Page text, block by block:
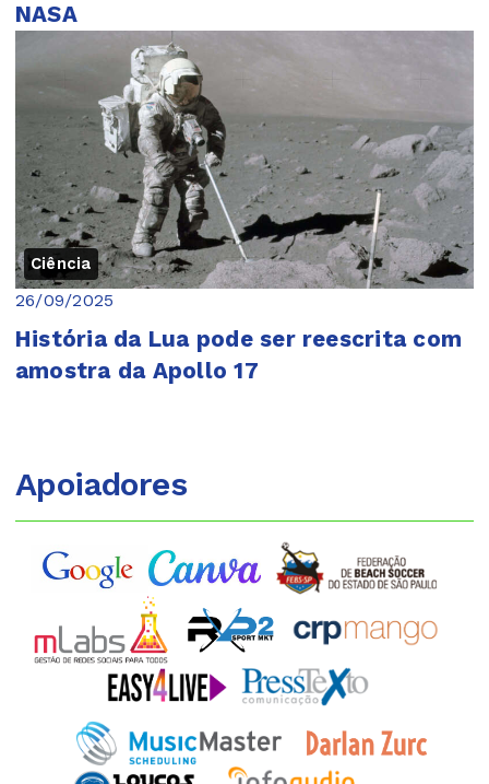
NASA
Ciência
26/09/2025
História da Lua pode ser reescrita com
amostra da Apollo 17
Apoiadores